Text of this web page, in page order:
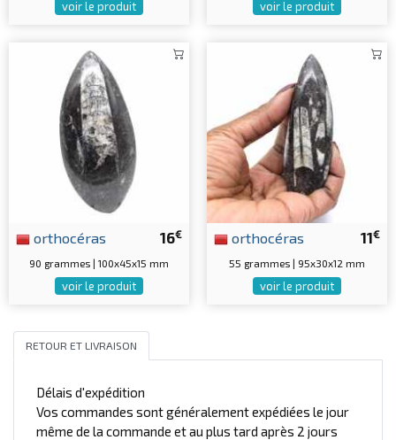
voir le produit voir le produit
16€
orthocéras
90 grammes | 100x45x15 mm
voir le produit
11€
orthocéras
55 grammes | 95x30x12 mm
voir le produit
RETOUR ET LIVRAISON
Délais d'expédition
Vos commandes sont généralement expédiées le jour
même de la commande et au plus tard après 2 jours